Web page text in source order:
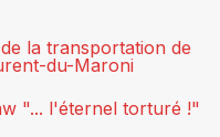
la transportation de
du-Maroni
"... l'éternel torturé !"